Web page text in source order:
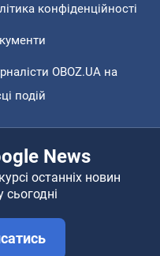
конфіденційності
OBOZ.UA на
подій
News
останніх новин
сьогодні